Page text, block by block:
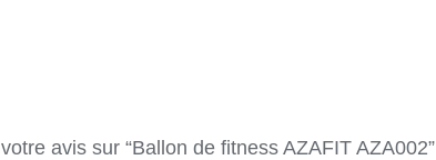
avis sur “Ballon de fitness AZAFIT AZA002”